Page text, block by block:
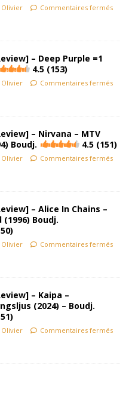
Olivier Commentaires fermés
– Deep Purple =1
4.5 (153)
Olivier Commentaires fermés
– Nirvana – MTV
Boudj.
4.5 (151)
Olivier Commentaires fermés
– Alice In Chains –
Boudj.
Olivier Commentaires fermés
– Kaipa –
(2024) – Boudj.
Olivier Commentaires fermés